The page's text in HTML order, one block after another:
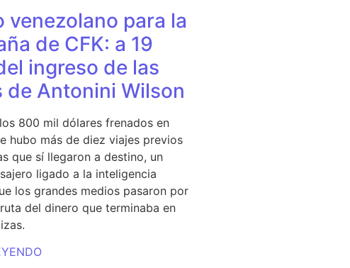
venezolano para la
de CFK: a 19
ingreso de las
de Antonini Wilson
800 mil dólares frenados en
hubo más de diez viajes previos
que sí llegaron a destino, un
ligado a la inteligencia
los grandes medios pasaron por
del dinero que terminaba en